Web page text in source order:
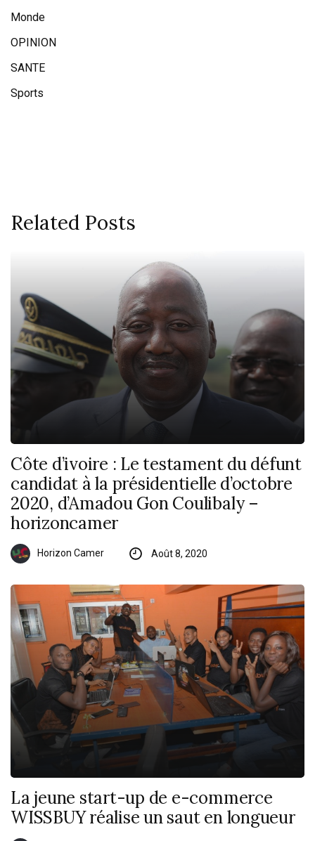
Monde
OPINION
SANTE
Sports
Related Posts
Côte d’ivoire : Le testament du défunt
candidat à la présidentielle d’octobre
2020, d’Amadou Gon Coulibaly –
horizoncamer
Horizon Camer Août 8, 2020
La jeune start-up de e-commerce
WISSBUY réalise un saut en longueur